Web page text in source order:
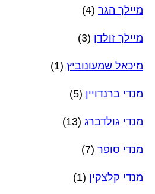
מיילך הגר (4)
מיילך זולדן (3)
מיכאל שמעונוביץ (1)
מנדי ברנדויין (5)
מנדי גולדברג (13)
מנדי סופר (7)
מנדי קלצקין (1)